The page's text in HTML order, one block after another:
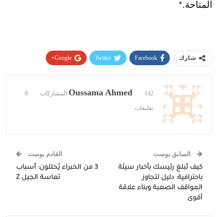
المتاحة.*
شارك Facebook
Twitter
Google+
البريد الإلكتروني Oussama Ahmed 142 المشاركات 0
تعليقات
السابق بوست
كيف تُبلغ رئيسك بأخبار سيئة
باحترافية: دليل لتجاوز
المواقف الصعبة وبناء علاقة
أقوى
القادم بوست
3 من الخبراء يُحللون: أسباب
تعاسة الجيل Z